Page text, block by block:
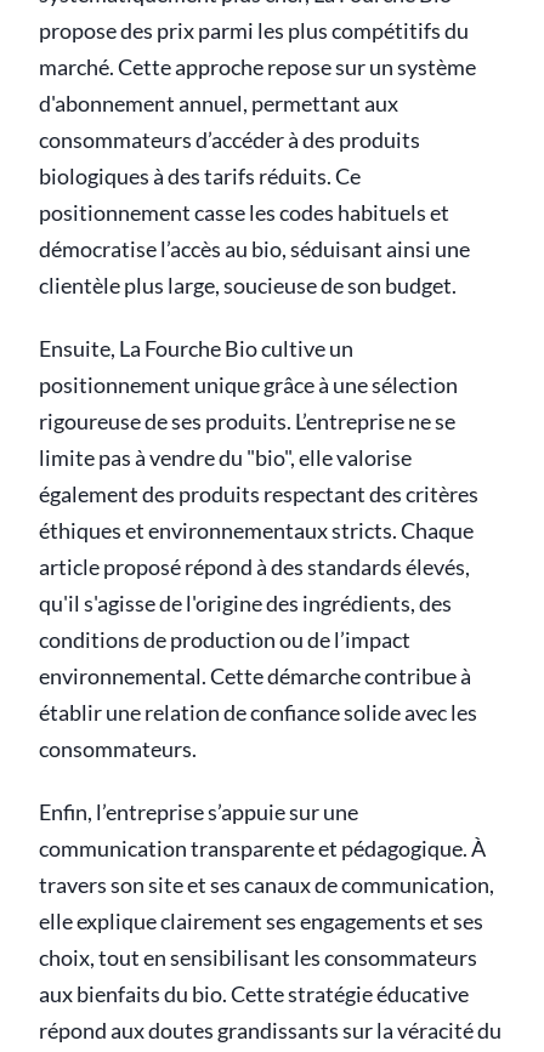
propose des prix parmi les plus compétitifs du
marché. Cette approche repose sur un système
d'abonnement annuel, permettant aux
consommateurs d’accéder à des produits
biologiques à des tarifs réduits. Ce
positionnement casse les codes habituels et
démocratise l’accès au bio, séduisant ainsi une
clientèle plus large, soucieuse de son budget.
Ensuite, La Fourche Bio cultive un
positionnement unique grâce à une sélection
rigoureuse de ses produits. L’entreprise ne se
limite pas à vendre du "bio", elle valorise
également des produits respectant des critères
éthiques et environnementaux stricts. Chaque
article proposé répond à des standards élevés,
qu'il s'agisse de l'origine des ingrédients, des
conditions de production ou de l’impact
environnemental. Cette démarche contribue à
établir une relation de confiance solide avec les
consommateurs.
Enfin, l’entreprise s’appuie sur une
communication transparente et pédagogique. À
travers son site et ses canaux de communication,
elle explique clairement ses engagements et ses
choix, tout en sensibilisant les consommateurs
aux bienfaits du bio. Cette stratégie éducative
répond aux doutes grandissants sur la véracité du